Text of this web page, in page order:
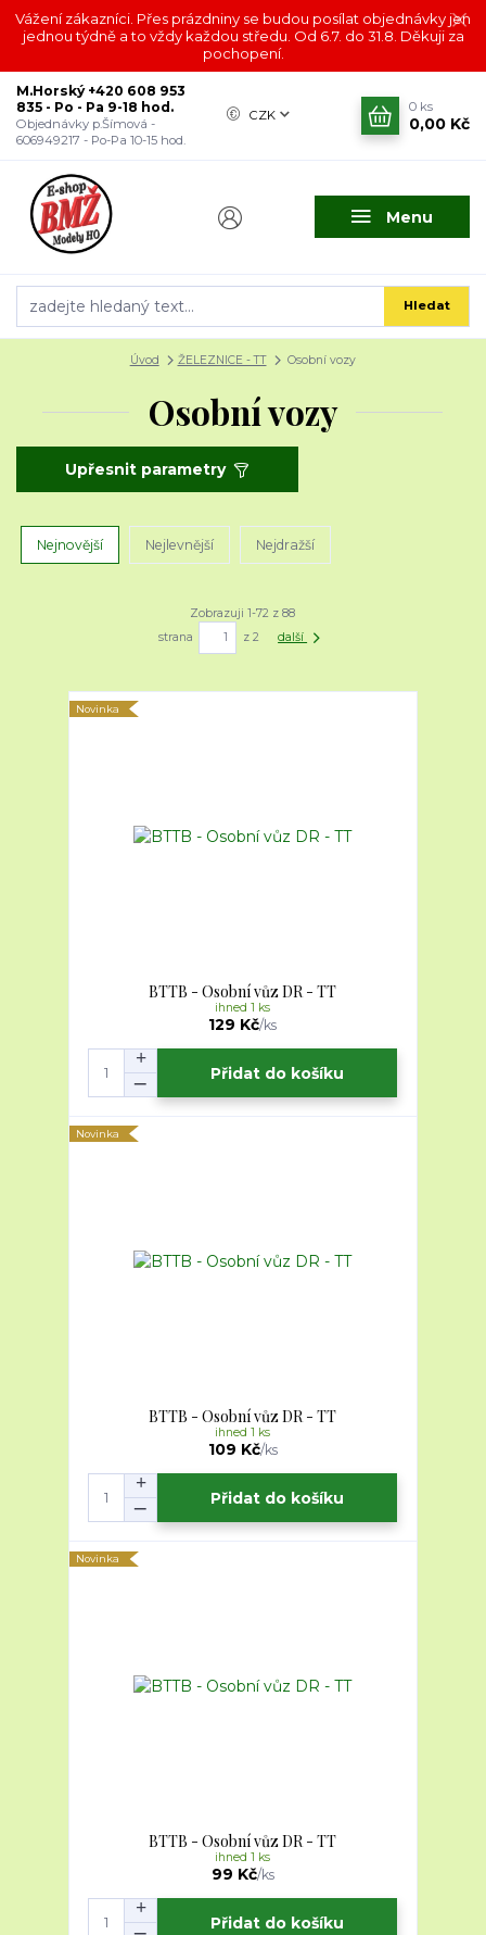
Vážení zákazníci. Přes prázdniny se budou posílat objednávky jen
jednou týdně a to vždy každou středu. Od 6.7. do 31.8. Děkuji za
pochopení.
Menu
CZK
Hledat
M.Horský +420 608 953
835 - Po - Pa 9-18 hod.
Objednávky p.Šímová -
606949217 - Po-Pa 10-15 hod.
0 ks
0,00 Kč
Úvod ŽELEZNICE - TT Osobní vozy
Osobní vozy
Upřesnit parametry
Nejnovější Nejlevnější Nejdražší
Zobrazuji 1-72 z 88
strana
z 2 další
Novinka
BTTB - Osobní vůz DR - TT
129 Kč/ks
ihned 1 ks
Přidat do košíku
Novinka
BTTB - Osobní vůz DR - TT
109 Kč/ks
ihned 1 ks
Přidat do košíku
Novinka
BTTB - Osobní vůz DR - TT
99 Kč/ks
ihned 1 ks
Přidat do košíku